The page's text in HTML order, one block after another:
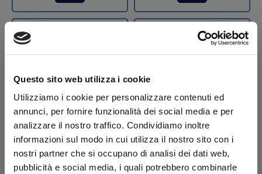
Questo sito web utilizza i cookie
Utilizziamo i cookie per personalizzare contenuti ed
annunci, per fornire funzionalità dei social media e per
analizzare il nostro traffico. Condividiamo inoltre
informazioni sul modo in cui utilizza il nostro sito con i
nostri partner che si occupano di analisi dei dati web,
pubblicità e social media, i quali potrebbero combinarle
Stelo cilindro
sollevamento Ø 70
mm DLB 47 Dautel
Stelo cilindro
sollevamento Ø 75
mm DLB 47 Dautel